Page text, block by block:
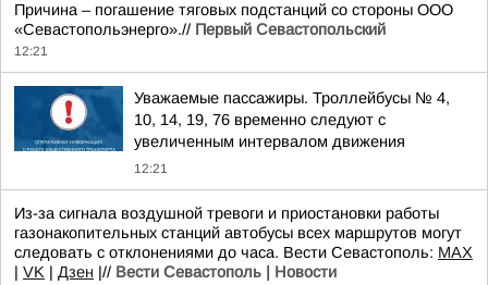
Причина – погашение тяговых подстанций со стороны ООО
«Севастопольэнерго».// Первый Севастопольский
12:21
Уважаемые пассажиры. Троллейбусы № 4,
10, 14, 19, 76 временно следуют с
увеличенным интервалом движения
12:21
Из-за сигнала воздушной тревоги и приостановки работы
газонакопительных станций автобусы всех маршрутов могут
следовать с отклонениями до часа. Вести Севастополь: MAX
| VK | Дзен |// Вести Севастополь | Новости